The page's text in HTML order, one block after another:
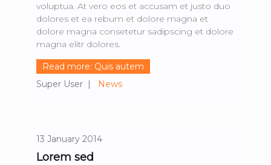
Super User News
voluptua. At vero eos et accusam et justo duo
dolores et ea rebum et dolore magna et
dolore magna consetetur sadipscing et dolore
magna elitr dolores.
Read more: Quis autem
13 January 2014
Lorem sed